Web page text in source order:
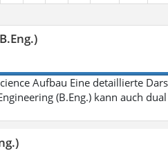
Aufbau Eine detaillierte
(B.Eng.) kann auch